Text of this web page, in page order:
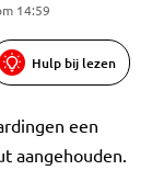
14:59
Hulp bij lezen
een
aangehouden.